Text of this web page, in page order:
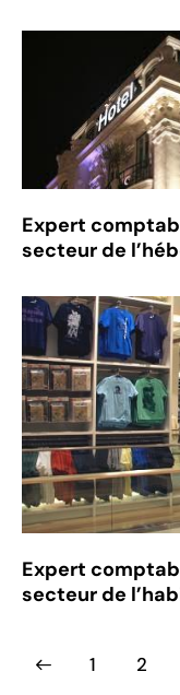
Expert
secteur de
Expert
secteur de
1 2